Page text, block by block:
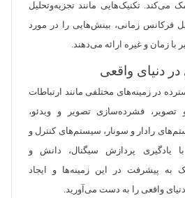
می‌کند. تکنیک‌هایی مانند تجزیه‌وتحلیل
فرکانس زمانی، بینش‌هایی را در مورد
با زمان و غیره ارائه می‌دهند.
در دنیای واقعی
در زمینه‌های مختلفی مانند ارتباطات
فشرده‌سازی تصویر و ویدئو،
رادار و سونار، سیستم‌های کنترل و
یادگیری پردازش سیگنال، دانش و
به پیشرفت در این زمینه‌ها و ایجاد
واقعی را به دست می‌آورید.